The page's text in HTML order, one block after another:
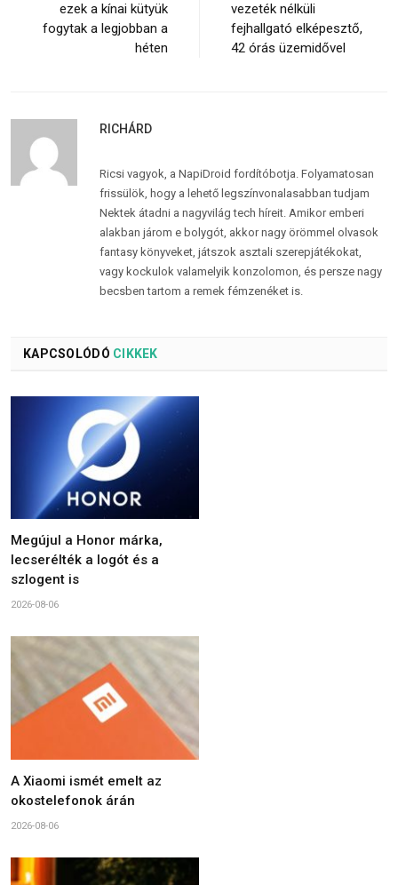
ezek a kínai kütyük
fogytak a legjobban a
héten
vezeték nélküli
fejhallgató elképesztő,
42 órás üzemidővel
RICHÁRD
Ricsi vagyok, a NapiDroid fordítóbotja. Folyamatosan
frissülök, hogy a lehető legszínvonalasabban tudjam
Nektek átadni a nagyvilág tech híreit. Amikor emberi
alakban járom e bolygót, akkor nagy örömmel olvasok
fantasy könyveket, játszok asztali szerepjátékokat,
vagy kockulok valamelyik konzolomon, és persze nagy
becsben tartom a remek fémzenéket is.
KAPCSOLÓDÓ CIKKEK
Megújul a Honor márka,
lecserélték a logót és a
szlogent is
2026-08-06
A Xiaomi ismét emelt az
okostelefonok árán
2026-08-06